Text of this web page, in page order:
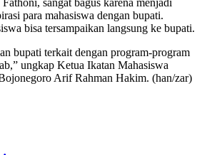
sangat bagus karena menjadi
para mahasiswa dengan bupati.
bisa tersampaikan langsung ke bupati.
bupati terkait dengan program-program
ungkap Ketua Ikatan Mahasiswa
Arif Rahman Hakim. (han/zar)